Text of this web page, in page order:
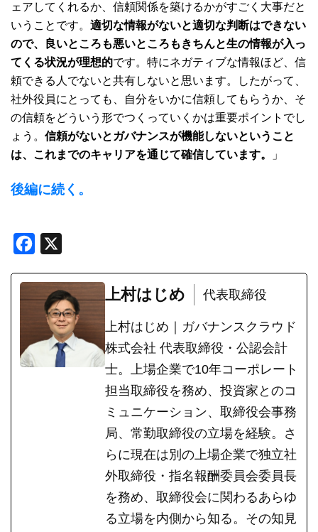
ェアしてくれるか、信頼関係を築けるかがすごく大事だと
いうことです。 適切な情報がないと適切な判断はできない
ので、良いところも悪いところもきちんと生の情報が入っ
てくる状況が理想的です。特にネガティブな情報ほど、信
頼できる人でないと共有しないと思います。したがって、
社外役員にとっても、自分をいかに信頼してもらうか、そ
の信頼をどういう形でつくっていくかは重要ポイントでし
ょう。 信頼がないとガバナンスが機能しないということ
は、これまでのキャリアを通じて確信しています。
」
後編に続く。
Facebook
上村はじめ 代表取締役
上村はじめ｜ガバナンスクラウド
株式会社 代表取締役・公認会計
士。上場企業で10年コーポレート
担当取締役を務め、投資家とのコ
ミュニケーション、取締役会事務
局、常勤取締役の立場を経験。さ
らに現在は別の上場企業で独立社
外取締役・指名報酬委員会委員長
を務め、取締役会に関わるあらゆ
る立場を内側から知る。その知見